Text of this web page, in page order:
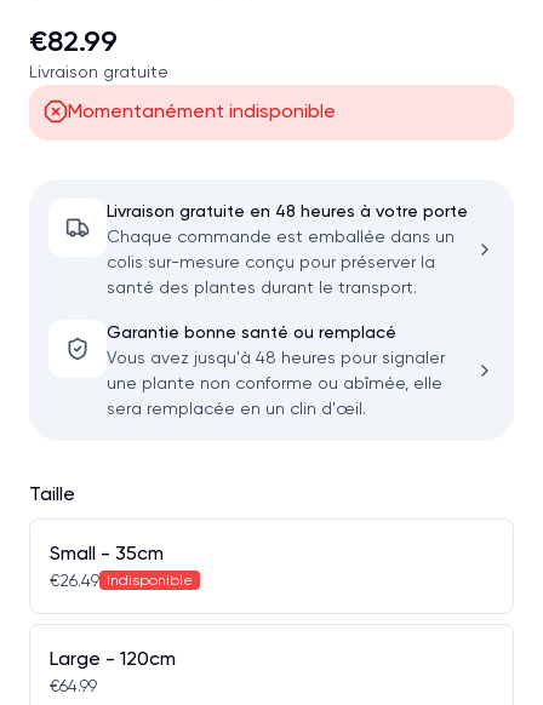
€82.99
Livraison gratuite
Momentanément indisponible
Livraison gratuite en 48 heures à votre porte
Chaque commande est emballée dans un
colis sur-mesure conçu pour préserver la
santé des plantes durant le transport.
Garantie bonne santé ou remplacé
Vous avez jusqu'à 48 heures pour signaler
une plante non conforme ou abîmée, elle
sera remplacée en un clin d'œil.
Taille
Small - 35cm
€26.49 Indisponible
Large - 120cm
€64.99